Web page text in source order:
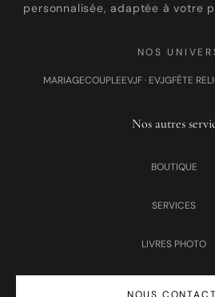
personnalisée, adaptée à votre
NOS
MARIAGECOUPLEEVJF · EVJGFÊTE
Nos autres
BOUTIQUE
SERVICES
LIVRES PHOTO